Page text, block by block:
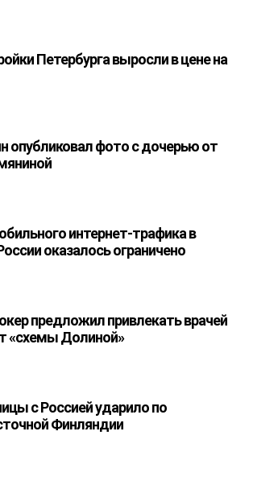
Петербурга выросли в цене на
опубликовал фото с дочерью от
интернет-трафика в
оказалось ограничено
предложил привлекать врачей
«схемы Долиной»
с Россией ударило по
Финляндии